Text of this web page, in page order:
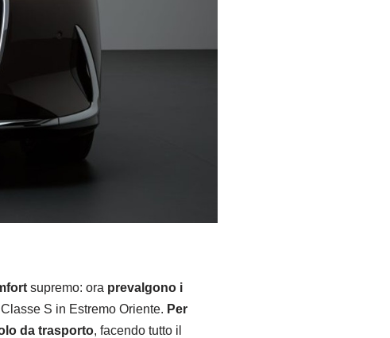
supremo: ora prevalgono i
S in Estremo Oriente. Per
da trasporto, facendo tutto il